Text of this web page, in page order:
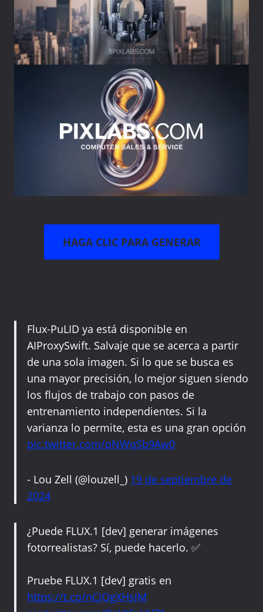
HAGA CLIC PARA GENERAR
Flux-PuLID ya está disponible en
AIProxySwift. Salvaje que se acerca a partir
de una sola imagen. Si lo que se busca es
una mayor precisión, lo mejor siguen siendo
los flujos de trabajo con pasos de
entrenamiento independientes. Si la
varianza lo permite, esta es una gran opción
pic.twitter.com/pNWqSb9Aw0
- Lou Zell (@louzell_) 19 de septiembre de
2024
¿Puede FLUX.1 [dev] generar imágenes
fotorrealistas? Sí, puede hacerlo. ✅
Pruebe FLUX.1 [dev] gratis en
https://t.co/nCjQgXHsJM